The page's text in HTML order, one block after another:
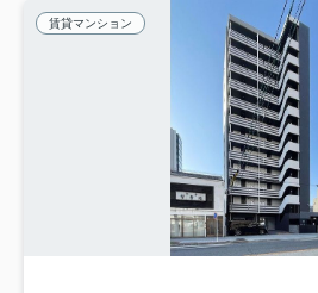
賃貸マンション